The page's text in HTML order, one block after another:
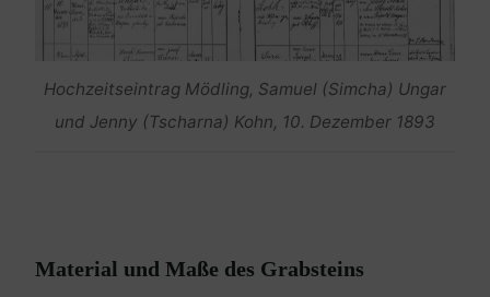
Hochzeitseintrag Mödling, Samuel (Simcha) Ungar
und Jenny (Tscharna) Kohn, 10. Dezember 1893
Material und Maße des Grabsteins